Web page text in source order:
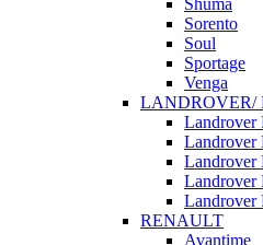
Sorento
Soul
Sportage
Venga
LANDROVER/
Landrover
Landrover
Landrover
Landrover
Landrover
RENAULT
Avantime